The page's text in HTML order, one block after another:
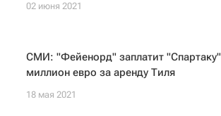
02 июня 2021
СМИ: "Фейенорд" заплатит "Спартаку"
миллион евро за аренду Тиля
18 мая 2021